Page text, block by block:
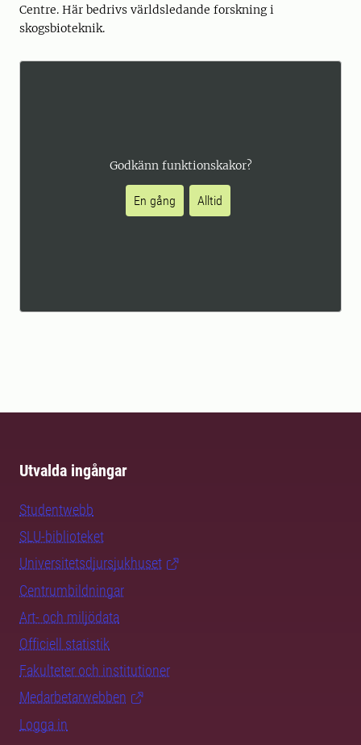
Centre. Här bedrivs världsledande forskning i
skogsbioteknik.
Godkänn funktionskakor?
En gång Alltid
Utvalda ingångar
Studentwebb
SLU-biblioteket
Universitetsdjursjukhuset
Centrumbildningar
Art- och miljödata
Officiell statistik
Fakulteter och institutioner
Medarbetarwebben
Logga in